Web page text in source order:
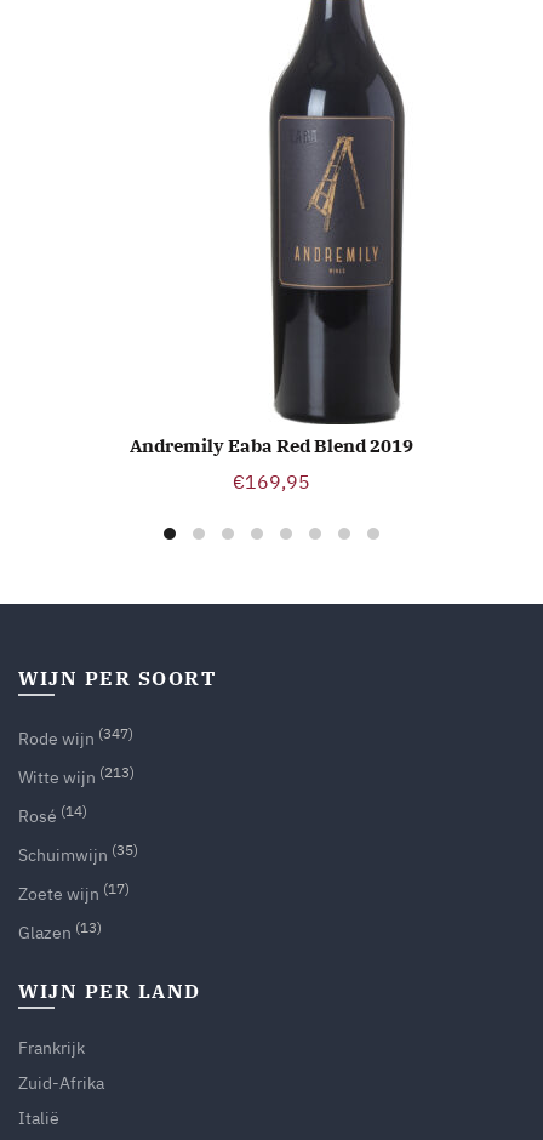
TOEVOEGEN AAN WINKELWAGEN
Andremily Eaba Red Blend 2019
€169,95
WIJN PER SOORT
Rode wijn (347)
Witte wijn (213)
Rosé (14)
Schuimwijn (35)
Zoete wijn (17)
Glazen (13)
WIJN PER LAND
Frankrijk
Zuid-Afrika
Italië